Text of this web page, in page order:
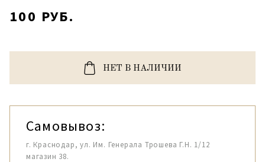
100 РУБ.
НЕТ В НАЛИЧИИ
Самовывоз:
г. Краснодар, ул. Им. Генерала Трошева Г.Н. 1/12
магазин 38.